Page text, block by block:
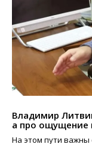
Владимир
а про ощущение
На этом пути